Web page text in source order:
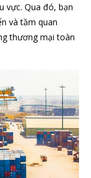
vực. Qua đó, bạn
và tầm quan
thương mại toàn